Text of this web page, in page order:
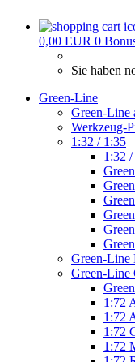
0,00 EUR 0
Sie haben
Green-Line
Green-Line
Werkzeug-
1:32 / 1:35
1:32
Green-Line
Green-Line
1:72
1:72
1:72
1:72